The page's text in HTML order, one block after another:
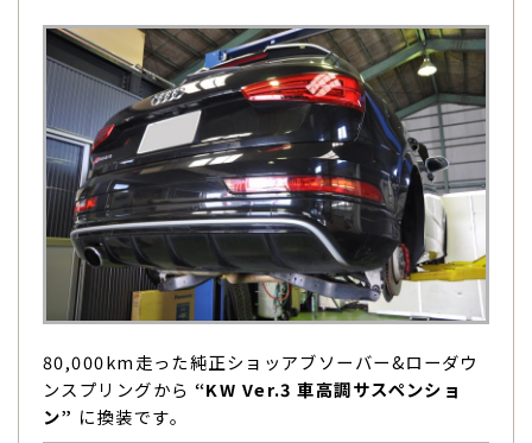
80,000km走った純正ショッアブソーバー&ローダウ
ンスプリングから “KW Ver.3 車高調サスペンショ
ン” に換装です。